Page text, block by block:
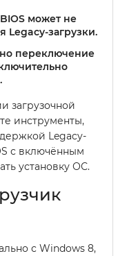
может не
Legacy-загрузки.
переключение
загрузочной
инструменты,
Legacy-
с включённым
установку ОС.
с Windows 8,